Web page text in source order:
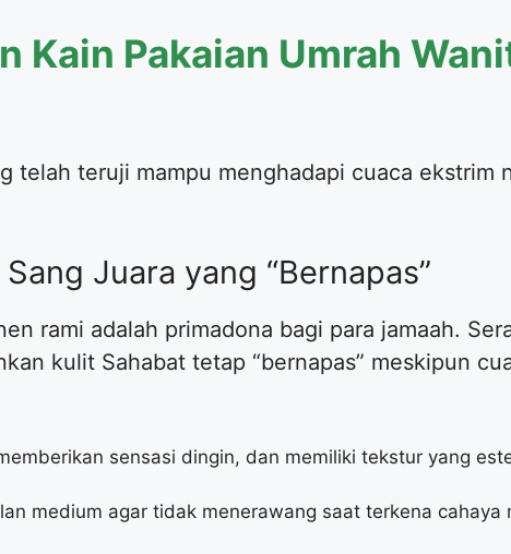
Kain Pakaian Umrah
telah teruji mampu menghadapi cuaca ekstrim
Juara yang “Bernapas”
rami adalah primadona bagi para jamaah.
kulit Sahabat tetap “bernapas” meskipun
sensasi dingin, dan memiliki tekstur yang
medium agar tidak menerawang saat terkena cahaya